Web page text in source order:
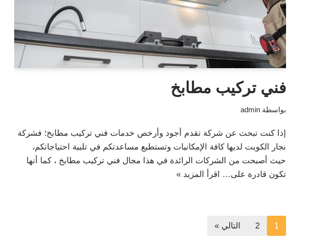
فني تركيب مطابخ
بواسطة admin
إذا كنت تبحث عن شركة تقدم أجود وأرخص خدمات فني تركيب مطابخ؛ فشركة
نجار الكويت لديها كافة الإمكانيات وتستطيع مساعدتكم في تلبية احتياجاتكم،
حيث أصبحت من الشركات الرائدة في هذا مجال فني تركيب مطابخ ، كما أنها
تكون قادرة على…
اقرأ المزيد »
1
2 التالي »